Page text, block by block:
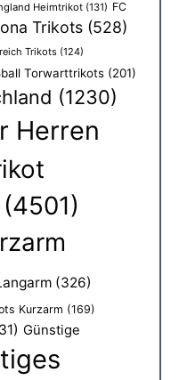
Heimtrikot (131) FC
Trikots (528)
Trikots (124)
Torwarttrikots (201)
(1230)
Herren
(4501)
(326)
Kurzarm (169)
Günstige